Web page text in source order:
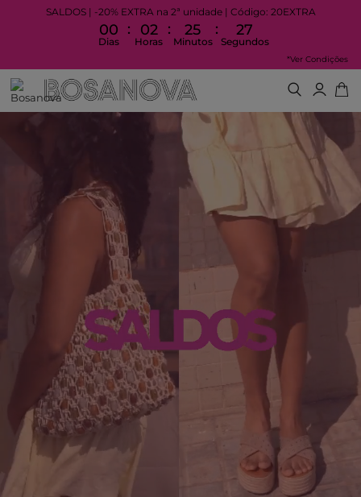
SALDOS | -20% EXTRA na 2ª unidade | Código: 20EXTRA
00
Dias
: 02
Horas
: 25
Minutos
: 25
Segundos
*Ver Condições